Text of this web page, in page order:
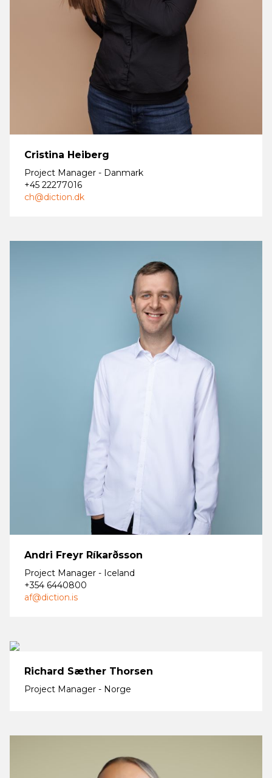
Cristina Heiberg
Project Manager - Danmark
+45 22277016
ch@diction.dk
Andri Freyr Ríkarðsson
Project Manager - Iceland
+354 6440800
af@diction.is
Richard Sæther Thorsen
Project Manager - Norge